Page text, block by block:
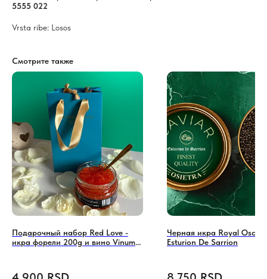
5555 022
Vrsta ribe: Losos
Смотрите также
Подарочный набор Red Love -
икра форели 200g и вино Vinum
Черная икра Royal
Esturion De Sarrion